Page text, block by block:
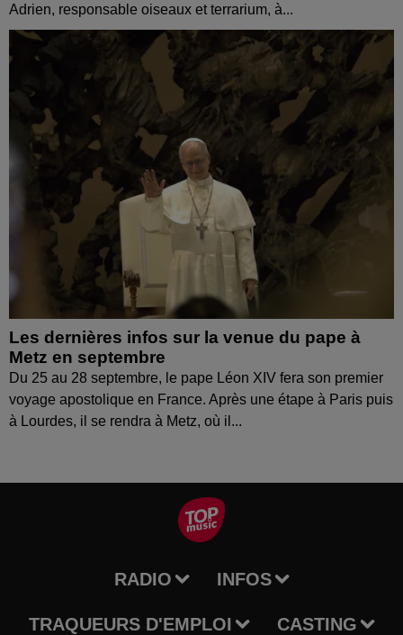
Adrien, responsable oiseaux et terrarium, à...
Les dernières infos sur la venue du pape à
Metz en septembre
Du 25 au 28 septembre, le pape Léon XIV fera son premier
voyage apostolique en France. Après une étape à Paris puis
à Lourdes, il se rendra à Metz, où il...
RADIO INFOS
TRAQUEURS D'EMPLOI CASTING